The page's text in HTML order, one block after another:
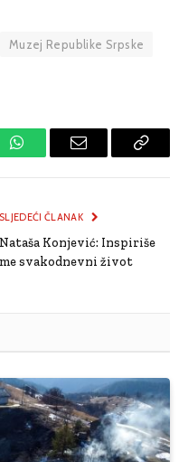
Muzej Republike Srpske
WhatsAppEmail
Copy
SLJEDEĆI ČLANAK
Nataša Konjević: Inspiriše
me svakodnevni život